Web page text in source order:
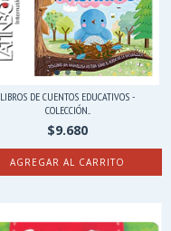
LIBROS DE CUENTOS EDUCATIVOS -
COLECCIÓN...
$9.680
AGREGAR AL CARRITO